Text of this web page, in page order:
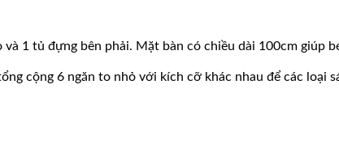
1 tủ đựng bên phải. Mặt bàn có chiều dài 100cm giúp
cộng 6 ngăn to nhỏ với kích cỡ khác nhau để các loại